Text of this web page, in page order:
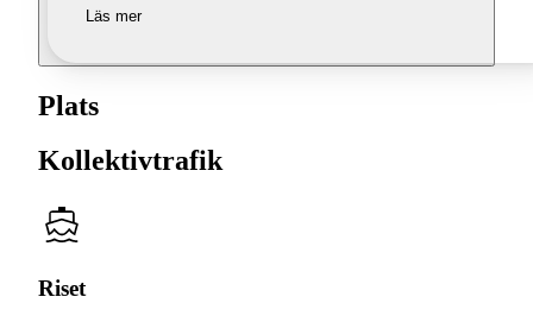
Läs mer
Plats
Kollektivtrafik
Riset